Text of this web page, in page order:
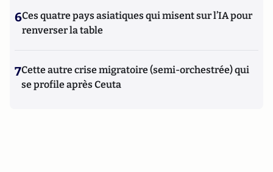
6Ces quatre pays asiatiques qui misent sur l’IA pour
renverser la table
7Cette autre crise migratoire (semi-orchestrée) qui
se profile après Ceuta